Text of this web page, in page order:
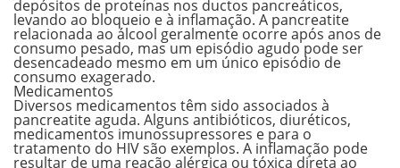
depósitos de proteínas nos ductos pancreáticos,
levando ao bloqueio e à inflamação. A pancreatite
relacionada ao álcool geralmente ocorre após anos de
consumo pesado, mas um episódio agudo pode ser
desencadeado mesmo em um único episódio de
consumo exagerado.
Medicamentos
Diversos medicamentos têm sido associados à
pancreatite aguda. Alguns antibióticos, diuréticos,
medicamentos imunossupressores e para o
tratamento do HIV são exemplos. A inflamação pode
resultar de uma reação alérgica ou tóxica direta ao